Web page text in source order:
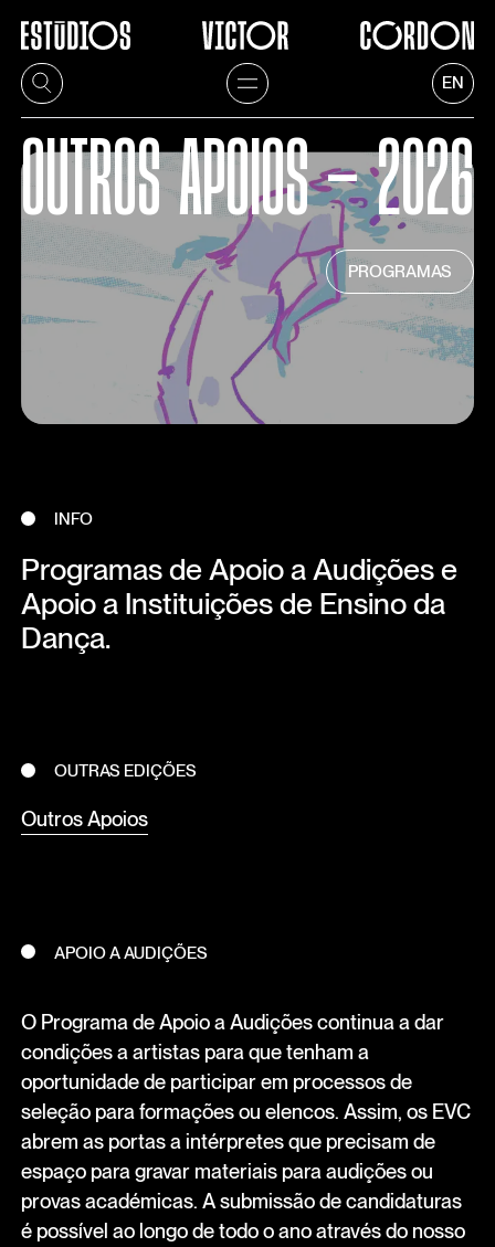
EN
OUTROSAPOIOS—2026
PROGRAMAS
INFO
Programas de Apoio a Audições e
Apoio a Instituições de Ensino da
Dança.
OUTRAS EDIÇÕES
Outros Apoios
APOIO A AUDIÇÕES
O Programa de Apoio a Audições continua a dar
condições a artistas para que tenham a
oportunidade de participar em processos de
seleção para formações ou elencos. Assim, os EVC
abrem as portas a intérpretes que precisam de
espaço para gravar materiais para audições ou
provas académicas. A submissão de candidaturas
é possível ao longo de todo o ano através do nosso